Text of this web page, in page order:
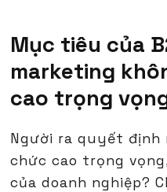
Mục tiêu của
marketing
cao trọng
Người ra quyết định
chức cao trọng
của doanh nghiệp?